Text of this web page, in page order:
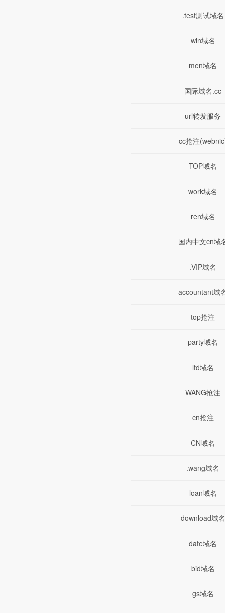
.test测试域名
win域名
men域名
国际域名.cc
url转发服务
cc抢注
TOP域名
work域名
ren域名
国内中文cn域
.VIP域名
accountant域
top抢注
party域名
ltd域名
WANG抢注
cn抢注
CN域名
.wang域名
loan域名
download域名
date域名
bid域名
gs域名